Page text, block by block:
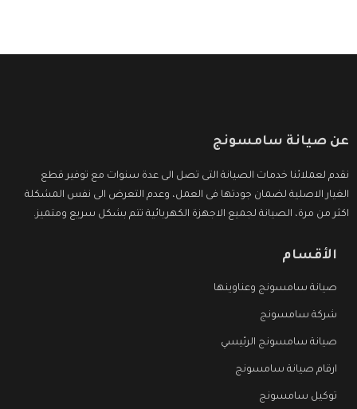
عن صيانة سامسونج
نقدم لعملائنا خدمات الصيانة التى تصل الى عدة سنوات مع توفير قطع
الغيار الاصلية لضمان جودتها فى العمل، وعدم التعرض الى نفس المشكلة
اكثر من مرة، الصيانة لجميع الاجهزة الكهربائية تتم بشكل سريع ومتميز.
الأقسام
صيانة سامسونج وعناوينها
شركة سامسونج
صيانة سامسونج الرئيسي
ارقام صيانة سامسونج
توكيل سامسونج